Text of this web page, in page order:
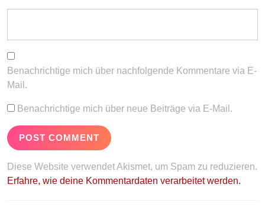
Benachrichtige mich über nachfolgende Kommentare via E-
Mail.
Benachrichtige mich über neue Beiträge via E-Mail.
Diese Website verwendet Akismet, um Spam zu reduzieren.
Erfahre, wie deine Kommentardaten verarbeitet werden.